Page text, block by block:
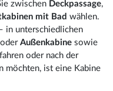
zwischen Deckpassage,
mit Bad wählen.
in unterschiedlichen
oderAußenkabine sowie
oder nach der
möchten, ist eine Kabine